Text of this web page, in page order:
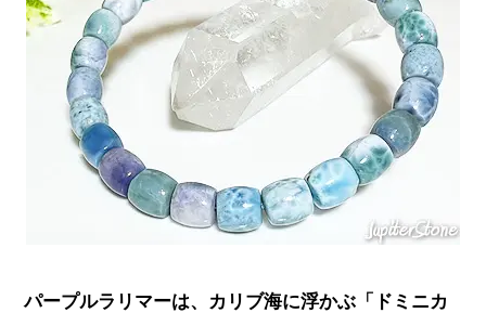
パープルラリマーは、カリブ海に浮かぶ「ドミニカ